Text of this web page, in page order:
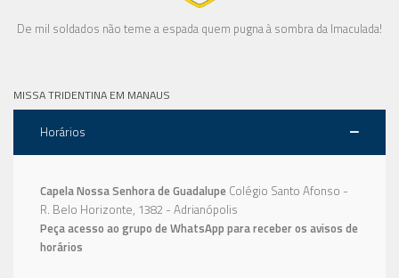
De mil soldados não teme a espada quem pugna à sombra da Imaculada!
MISSA TRIDENTINA EM MANAUS
Horários
Capela Nossa Senhora de Guadalupe Colégio Santo Afonso -
R. Belo Horizonte, 1382 - Adrianópolis
Peça acesso ao grupo de WhatsApp para receber os avisos de
horários